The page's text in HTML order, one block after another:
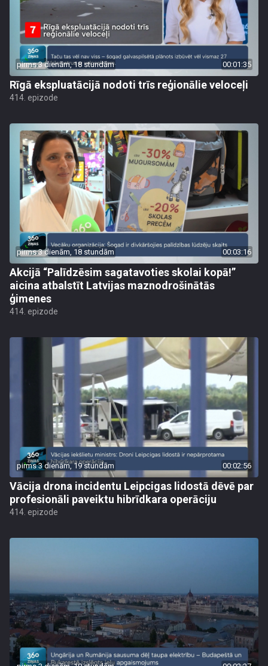
pirms 3 dienām, 18 stundām 00:01:35
Rīgā ekspluatācijā nodoti trīs reģionālie veloceļi
414. epizode
pirms 3 dienām, 18 stundām 00:03:16
Akcijā “Palīdzēsim sagatavoties skolai kopā!”
aicina atbalstīt Latvijas maznodrošinātās
ģimenes
414. epizode
pirms 3 dienām, 19 stundām 00:02:56
Vācija drona incidentu Leipcigas lidostā dēvē par
profesionāli paveiktu hibrīdkara operāciju
414. epizode